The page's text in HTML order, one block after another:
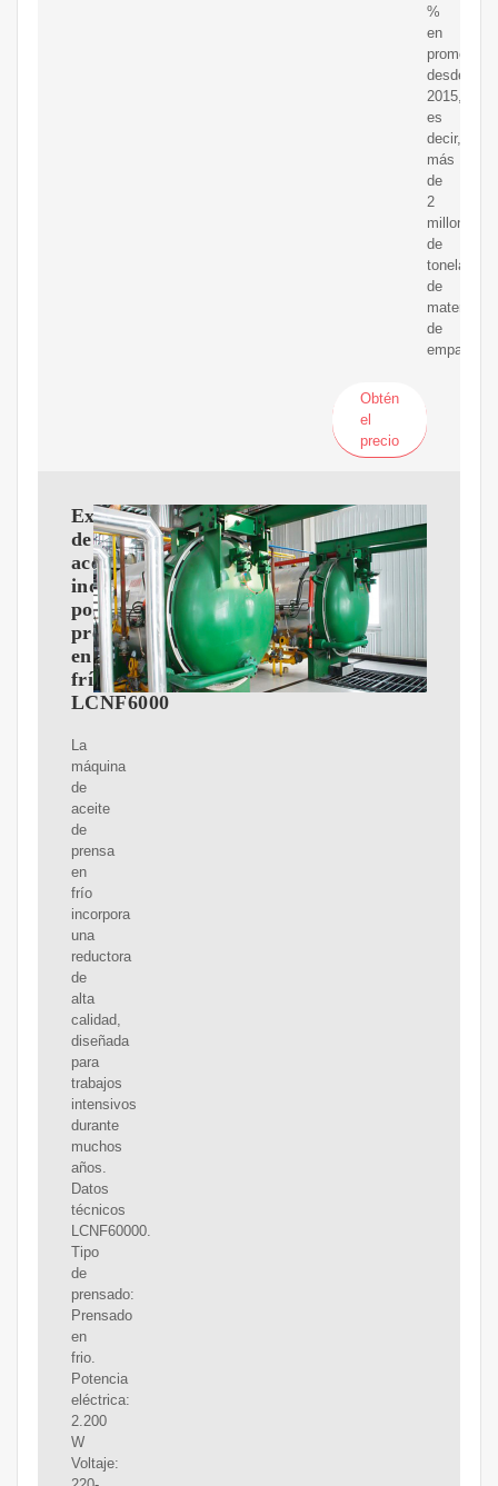
%
en
promedio
desde
2015,
es
decir,
más
de
2
millones
de
toneladas
de
material
de
empaque.
Obtén
el
precio
Extractor
de
aceite
industrial
por
prensado
en
frío
LCNF6000
La
máquina
de
aceite
de
prensa
en
frío
incorpora
una
reductora
de
alta
calidad,
diseñada
para
trabajos
intensivos
durante
muchos
años.
Datos
técnicos
LCNF60000.
Tipo
de
prensado:
Prensado
en
frio.
Potencia
eléctrica:
2.200
W
Voltaje: